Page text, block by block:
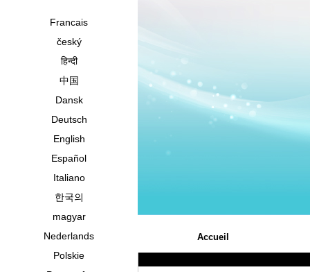
Francais
český
हिन्दी
中国
Dansk
Deutsch
English
Español
Italiano
한국의
magyar
Nederlands
Polskie
Accueil